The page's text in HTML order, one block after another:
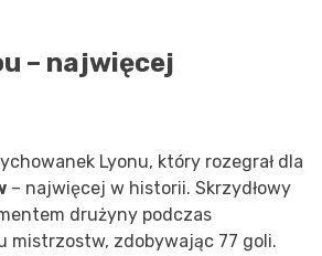
– najwięcej
Lyonu, który rozegrał dla
– najwięcej w historii. Skrzydłowy
drużyny podczas
mistrzostw, zdobywając 77 goli.